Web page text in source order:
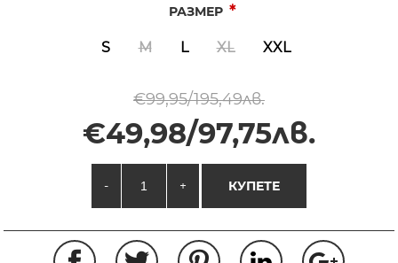
РАЗМЕР *
S M L XL XXL
€99,95/195,49лв.
€49,98/97,75лв.
- + КУПЕТЕ